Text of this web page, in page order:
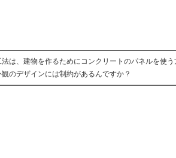
は、建物を作るためにコンクリートのパネルを使
のデザインには制約があるんですか？